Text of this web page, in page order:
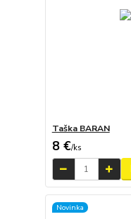
Taška BARAN
8 €/ks
Novinka